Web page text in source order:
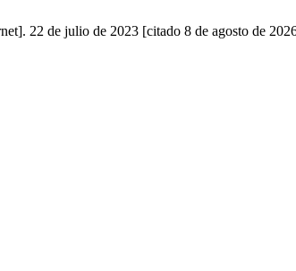
22 de julio de 2023 [citado 8 de agosto de